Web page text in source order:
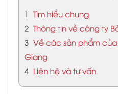
1 Tìm hiểu chung
2 Thông tin về công ty
3 Về các sản phẩm của
Giang
4 Liên hệ và tư vấn